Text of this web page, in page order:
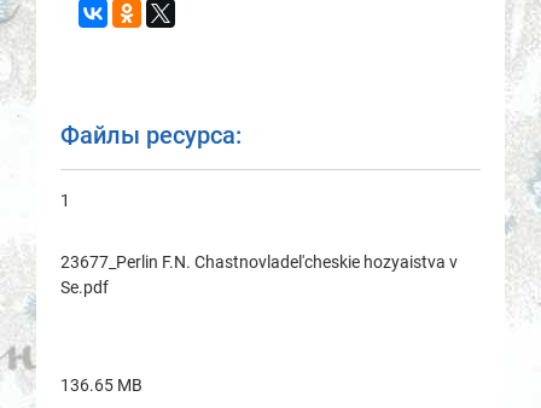
Файлы ресурса:
1
23677_Perlin F.N. Chastnovladel'cheskie hozyaistva v
Se.pdf
136.65 MB